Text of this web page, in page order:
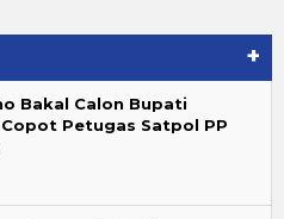
+
Bakal Calon Bupati
Petugas Satpol PP